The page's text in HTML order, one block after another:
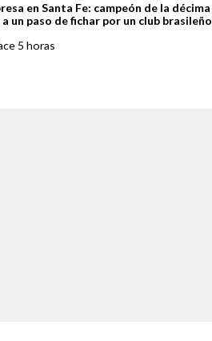
en Santa Fe: campeón de la décima
un paso de fichar por un club brasileño
5 horas